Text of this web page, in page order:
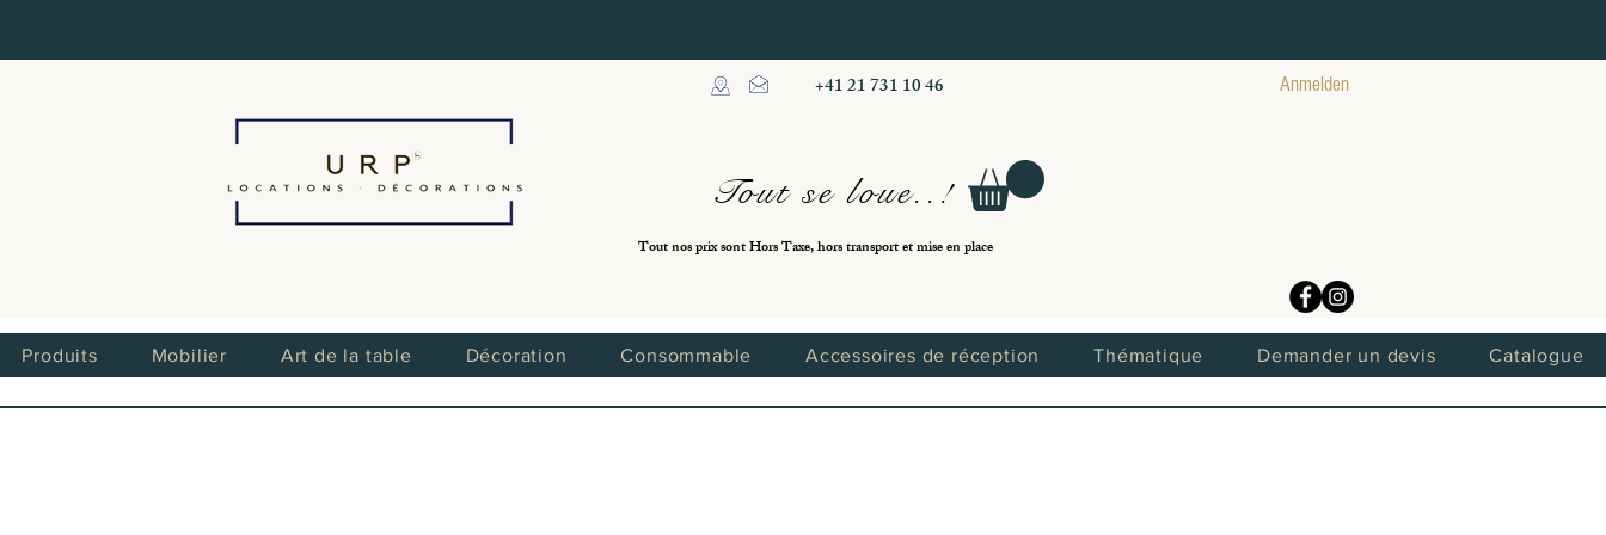
+41 21 731 10 46
Tout se loue..!
Anmelden
Tout nos prix sont Hors Taxe, hors transport et mise en place
Produits Mobilier Art de la table Décoration Consommable Accessoires de réception Thématique Demander un devis Catalogue